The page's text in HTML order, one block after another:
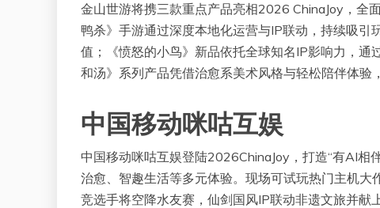
金山世游将携三款重点产品亮相2026 ChinaJoy，全
鸭杀》手游通过深度本地化运营与IP联动，持续吸
值；《愤怒的小鸟》新品依托全球知名IP影响力，
和汤》系列产品凭借治愈系美术风格与轻松陪伴体验
中国移动咪咕互娱
中国移动咪咕互娱登陆2026ChinaJoy，打造“有AI相
治愈、智趣生活等多元体验。现场可试玩热门主机大
竞选手将空降水友赛，仙剑国风IP联动非遗文旅并献